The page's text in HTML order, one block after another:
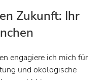
Zukunft: Ihr
engagiere ich mich für
und ökologische